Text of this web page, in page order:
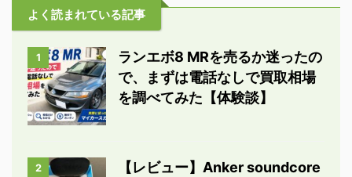
よく読まれている記事
1
ランエボ8 MRを売るか迷ったの
で、まずは電話なしで買取相場
を調べてみた【体験談】
2
【レビュー】Anker soundcore